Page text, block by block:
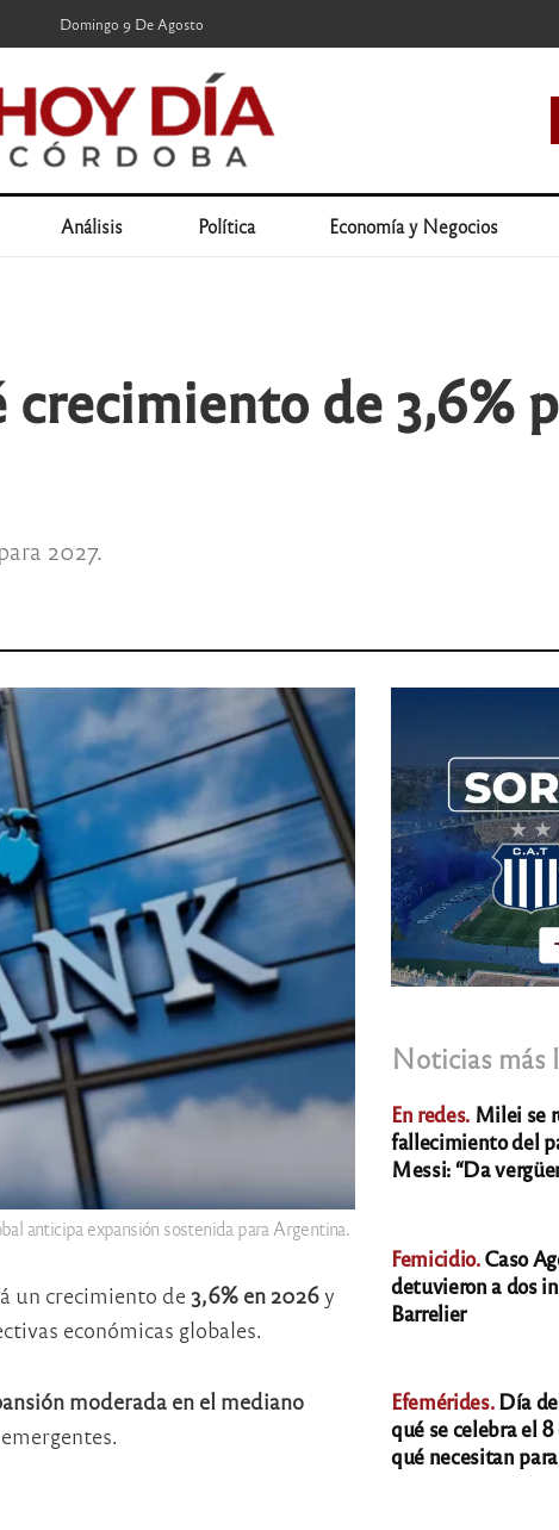
Domingo 9 De Agosto
Análisis Política Economía y Negocios
de 3,6%
2027.
anticipa expansión sostenida para Argentina.
un crecimiento de 3,6% en 2026y
económicas globales.
moderada en el mediano
Noticias más
En redes. Milei se
fallecimiento del
Messi: “Da
Femicidio.Caso
detuvieron a dos
Barrelier
Efemérides.Día
qué se celebra el
qué necesitan